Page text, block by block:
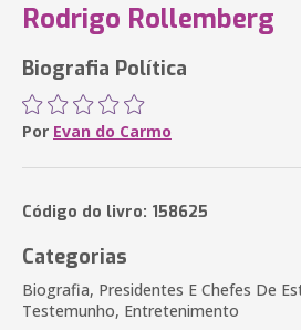
Rodrigo Rollemberg
Biografia Política
Por Evan do Carmo
Código do livro: 158625
Categorias
Biografia, Presidentes E Chefes De
Testemunho, Entretenimento